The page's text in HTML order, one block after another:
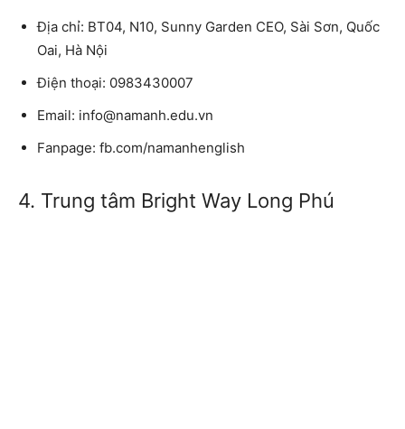
Địa chỉ: BT04, N10, Sunny Garden CEO, Sài Sơn, Quốc
Oai, Hà Nội
Điện thoại: 0983430007
Email: info@namanh.edu.vn
Fanpage: fb.com/namanhenglish
4. Trung tâm Bright Way Long Phú